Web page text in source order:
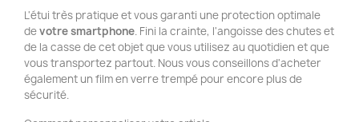
L'étui très pratique et vous garanti une protection optimale
devotre smartphone. Fini la crainte, l'angoisse des chutes et
de la casse de cet objet que vous utilisez au quotidien et que
vous transportez partout. Nous vous conseillons d'acheter
également un film en verre trempé pour encore plus de
sécurité.